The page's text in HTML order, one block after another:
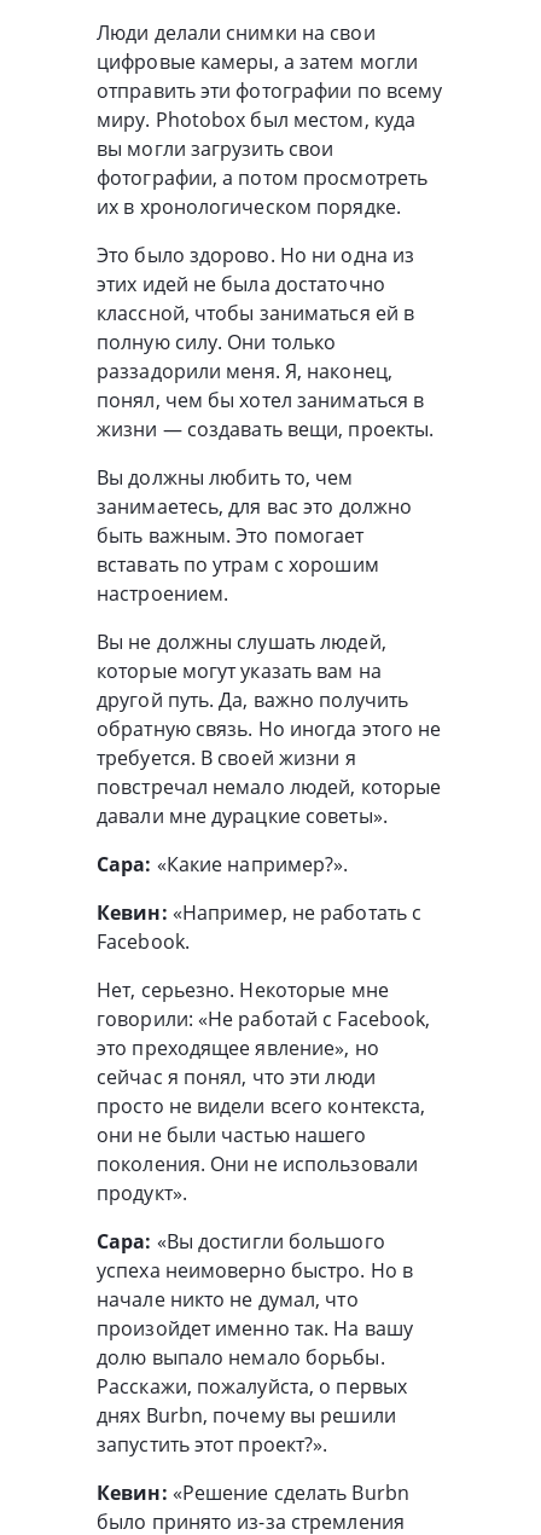
Люди делали снимки на свои
цифровые камеры, а затем могли
отправить эти фотографии по всему
миру. Photobox был местом, куда
вы могли загрузить свои
фотографии, а потом просмотреть
их в хронологическом порядке.
Это было здорово. Но ни одна из
этих идей не была достаточно
классной, чтобы заниматься ей в
полную силу. Они только
раззадорили меня. Я, наконец,
понял, чем бы хотел заниматься в
жизни — создавать вещи, проекты.
Вы должны любить то, чем
занимаетесь, для вас это должно
быть важным. Это помогает
вставать по утрам с хорошим
настроением.
Вы не должны слушать людей,
которые могут указать вам на
другой путь. Да, важно получить
обратную связь. Но иногда этого не
требуется. В своей жизни я
повстречал немало людей, которые
давали мне дурацкие советы».
Сара: «Какие например?».
Кевин: «Например, не работать с
Facebook.
Нет, серьезно. Некоторые мне
говорили: «Не работай с Facebook,
это преходящее явление», но
сейчас я понял, что эти люди
просто не видели всего контекста,
они не были частью нашего
поколения. Они не использовали
продукт».
Сара: «Вы достигли большого
успеха неимоверно быстро. Но в
начале никто не думал, что
произойдет именно так. На вашу
долю выпало немало борьбы.
Расскажи, пожалуйста, о первых
днях Burbn, почему вы решили
запустить этот проект?».
Кевин: «Решение сделать Burbn
было принято из-за стремления